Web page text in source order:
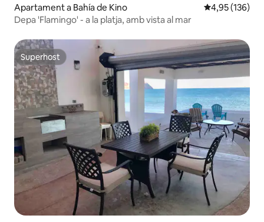
Apartament a Bahía de Kino 4,95 de
4,95 (136)
Depa 'Flamingo' - a la platja, amb vista al mar
Superhost
Superhost